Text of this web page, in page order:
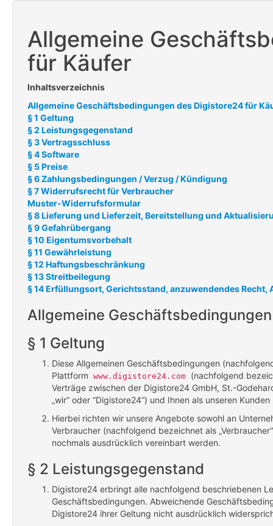
Allgemeine
für Käufer
Inhaltsverzeichnis
Allgemeine Geschäftsbedingungen des Digistore24 für
§ 1 Geltung
§ 2 Leistungsgegenstand
§ 3 Vertragsschluss
§ 4 Software
§ 5 Preise
§ 6 Zahlungsbedingungen / Verzug / Kündigung
§ 7 Widerrufsrecht für Verbraucher
Muster-Widerrufsformular
§ 8 Lieferung und Lieferzeit, Bereitstellung und
§ 9 Gefahrübergang
§ 10 Eigentumsvorbehalt
§ 11 Gewährleistung
§ 12 Haftungsbeschränkung
§ 13 Streitbeilegung
§ 14 Erfüllungsort, Gerichtsstand, anzuwendendes
Allgemeine
§ 1 Geltung
Diese Allgemeinen Geschäftsbedingungen
Plattform www.digistore24.com
(nachfolgend
Verträge zwischen der Digistore24 GmbH, St.-
„wir“ oder “Digistore24“) und Ihnen als unseren
Hierbei richten wir unsere Angebote sowohl an
Verbraucher (nachfolgend bezeichnet als
nochmals ausdrücklich vereinbart werden.
§ 2 Leistungsgegenstand
Digistore24 erbringt alle nachfolgend beschriebenen
Geschäftsbedingungen. Abweichende
Digistore24 ihrer Geltung nicht ausdrücklich